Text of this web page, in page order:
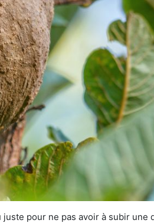
juste pour ne pas avoir à subir